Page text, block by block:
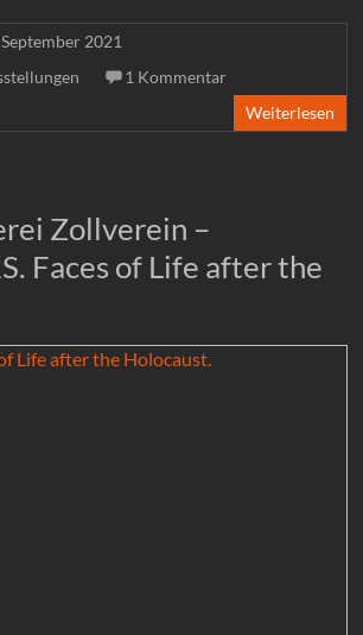
2021
1 Kommentar
Weiterlesen
Zollverein –
Faces of Life after the